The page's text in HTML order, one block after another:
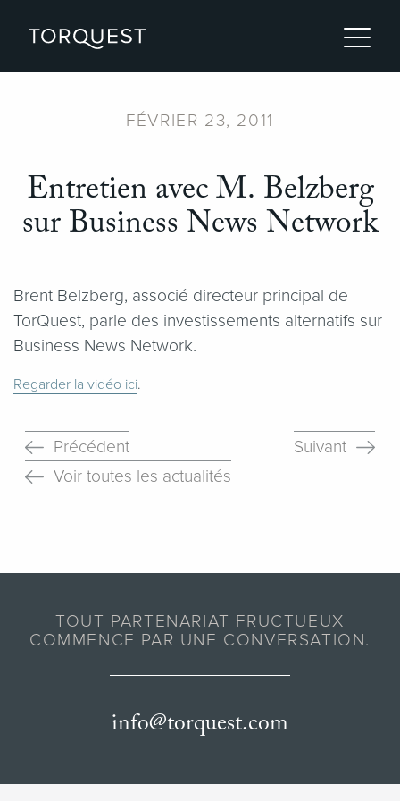
FÉVRIER 23, 2011
Entretien avec M. Belzberg
sur Business News Network
Brent Belzberg, associé directeur principal de
TorQuest, parle des investissements alternatifs sur
Business News Network.
Regarder la vidéo ici.
Précédent
Suivant
Voir toutes les actualités
TOUT PARTENARIAT FRUCTUEUX
COMMENCE PAR UNE CONVERSATION.
info@torquest.com